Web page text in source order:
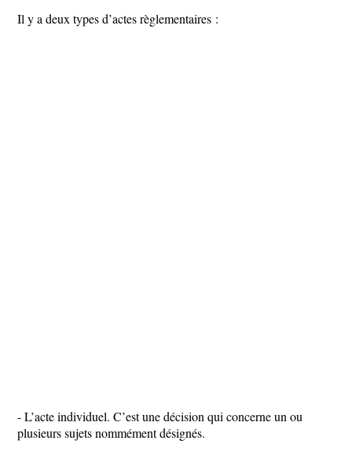
Il y a deux types d’actes règlementaires :
- L’acte individuel. C’est une décision qui concerne un ou
plusieurs sujets nommément désignés.